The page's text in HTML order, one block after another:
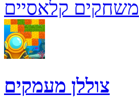
משחקים קלאסיים
צוללן מעמקים